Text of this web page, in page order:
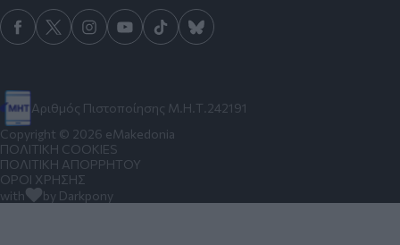
Αριθμός Πιστοποίησης Μ.Η.Τ.242191
Copyright © 2026 eMakedonia
ΠΟΛΙΤΙΚΗ COOKIES
ΠΟΛΙΤΙΚΗ ΑΠΟΡΡΗΤΟΥ
ΟΡΟΙ ΧΡΗΣΗΣ
with
by Darkpony